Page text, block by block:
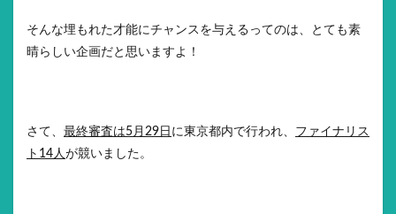
そんな埋もれた才能にチャンスを与えるってのは、とても素
晴らしい企画だと思いますよ！
さて、 最終審査は5月29日 に東京都内で行われ、 ファイナリス
ト14人が競いました。